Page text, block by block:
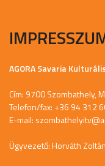
AGORA Savaria
Cím: 9700 Szombathely,
Telefon/fax: +36 94 312
E-mail:
Ügyvezető: Horváth Zoltán